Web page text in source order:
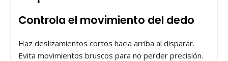
Controla el movimiento del dedo
Haz deslizamientos cortos hacia arriba al disparar.
Evita movimientos bruscos para no perder precisión.